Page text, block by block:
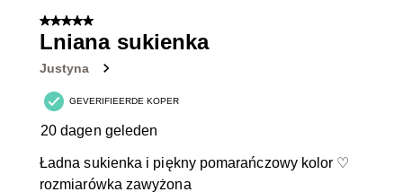
5 van 5 sterren.
Lniana sukienka
Justyna
GEVERIFIEERDE KOPER
20 dagen geleden
Ładna sukienka i piękny pomarańczowy kolor ♡
rozmiarówka zawyżona